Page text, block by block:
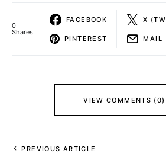
0
Shares
FACEBOOK X
PINTEREST MAIL
VIEW COMMENTS (0)
PREVIOUS ARTICLE